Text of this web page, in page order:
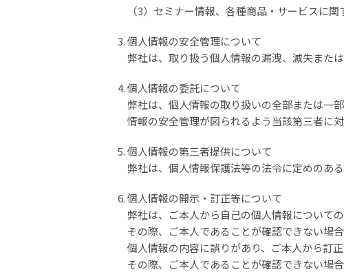
（3）セミナー情報、各種商品・サービスに
個人情報の安全管理について
弊社は、取り扱う個人情報の漏洩、滅失また
個人情報の委託について
弊社は、個人情報の取り扱いの全部または一
情報の安全管理が図られるよう当該第三者に
個人情報の第三者提供について
弊社は、個人情報保護法等の法令に定めのあ
個人情報の開示・訂正等について
弊社は、ご本人から自己の個人情報について
その際、ご本人であることが確認できない場
個人情報の内容に誤りがあり、ご本人から訂
その際、ご本人であることが確認できない場